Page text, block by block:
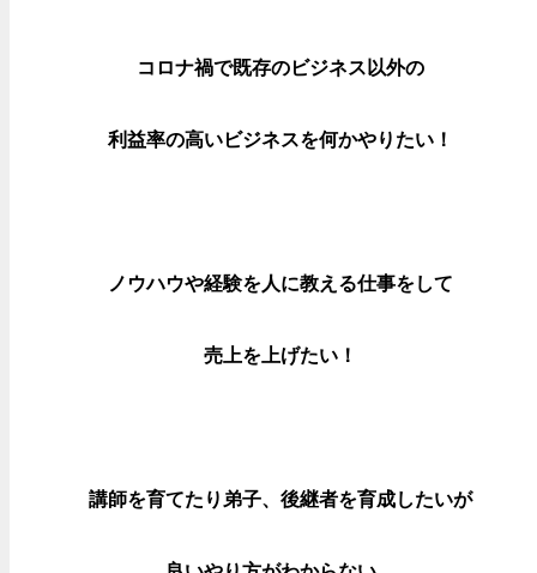
コロナ禍で既存のビジネス以外の
利益率の高いビジネスを何かやりたい！
ノウハウや経験を人に教える仕事をして
売上を上げたい！
講師を育てたり弟子、後継者を育成したいが